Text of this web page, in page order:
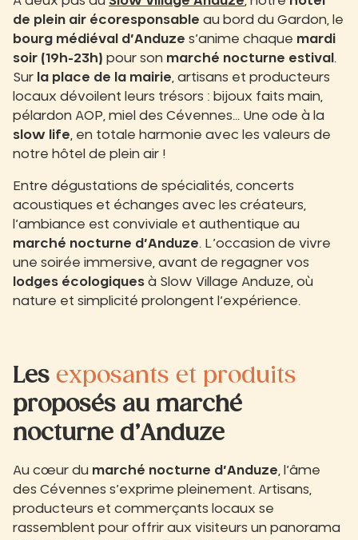
de plein air écoresponsable au bord du Gardon, le
bourg médiéval d’Anduze s’anime chaque mardi
soir (19h-23h) pour son marché nocturne estival .
Sur la place de la mairie , artisans et producteurs
locaux dévoilent leurs trésors : bijoux faits main,
pélardon AOP, miel des Cévennes… Une ode à la
slow life , en totale harmonie avec les valeurs de
notre hôtel de plein air !
Entre dégustations de spécialités, concerts
acoustiques et échanges avec les créateurs,
l’ambiance est conviviale et authentique au
marché nocturne d’Anduze. L’occasion de vivre
une soirée immersive, avant de regagner vos
lodges écologiques à Slow Village Anduze, où
nature et simplicité prolongent l’expérience.
Les exposants et produits
proposés au marché
nocturne d’Anduze
Au cœur du marché nocturne d’Anduze , l’âme
des Cévennes s’exprime pleinement. Artisans,
producteurs et commerçants locaux se
rassemblent pour offrir aux visiteurs un panorama